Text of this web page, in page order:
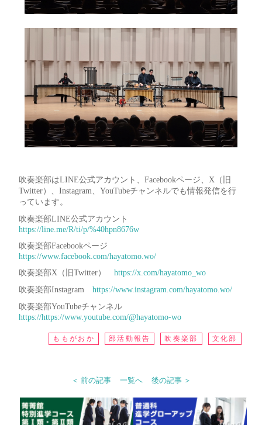
吹奏楽部はLINE公式アカウント、Facebookページ、X（旧
Twitter）、Instagram、YouTubeチャンネルでも情報発信を行
っています。
吹奏楽部LINE公式アカウント
https://line.me/R/ti/p/%40hpn8676w
吹奏楽部Facebookページ
https://www.facebook.com/hayatomo.wo/
吹奏楽部X（旧Twitter）https://x.com/hayatomo_wo
吹奏楽部Instagramhttps://www.instagram.com/hayatomo.wo/
吹奏楽部YouTubeチャンネル
https://https://www.youtube.com/@hayatomo-wo
ももがおか 部活動報告 吹奏楽部 文化部
＜ 前の記事 一覧へ 後の記事 ＞